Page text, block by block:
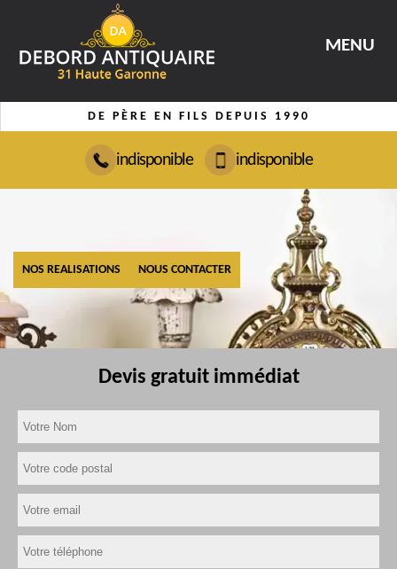
MENU
DE PÈRE EN FILS DEPUIS 1990
indisponible indisponible
NOS REALISATIONS NOUS CONTACTER
Devis gratuit immédiat